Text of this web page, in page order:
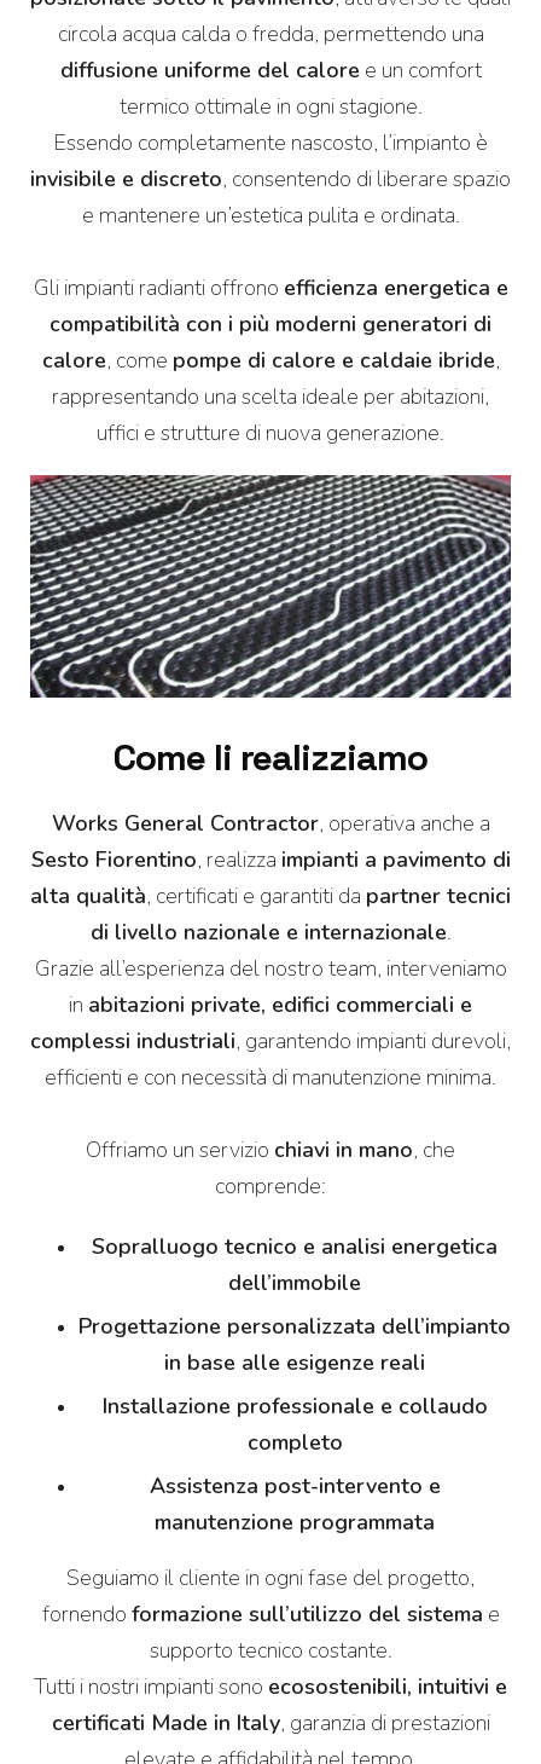
circola acqua calda o fredda, permettendo una
diffusione uniforme del calore e un comfort
termico ottimale in ogni stagione.
Essendo completamente nascosto, l’impianto è
invisibile e discreto, consentendo di liberare spazio
e mantenere un’estetica pulita e ordinata.
Gli impianti radianti offrono efficienza energetica e
compatibilità con i più moderni generatori di
calore, come pompe di calore e caldaie ibride,
rappresentando una scelta ideale per abitazioni,
uffici e strutture di nuova generazione.
Come li realizziamo
Works General Contractor, operativa anche a
Sesto Fiorentino, realizza impianti a pavimento di
alta qualità, certificati e garantiti da partner tecnici
di livello nazionale e internazionale.
Grazie all’esperienza del nostro team, interveniamo
in abitazioni private, edifici commerciali e
complessi industriali, garantendo impianti durevoli,
efficienti e con necessità di manutenzione minima.
Offriamo un servizio chiavi in mano, che
comprende:
Sopralluogo tecnico e analisi energetica
dell’immobile
Progettazione personalizzata dell’impianto
in base alle esigenze reali
Installazione professionale e collaudo
completo
Assistenza post-intervento e
manutenzione programmata
Seguiamo il cliente in ogni fase del progetto,
fornendo formazione sull’utilizzo del sistema e
supporto tecnico costante.
Tutti i nostri impianti sono ecosostenibili, intuitivi e
certificati Made in Italy, garanzia di prestazioni